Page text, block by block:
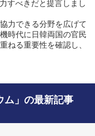
すべきだと提言しまし
力できる分野を広げて
時代に日韓両国の官民
ねる重要性を確認し、
ム」の最新記事